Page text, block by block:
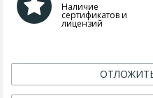
Наличие
сертификатов и
лицензий